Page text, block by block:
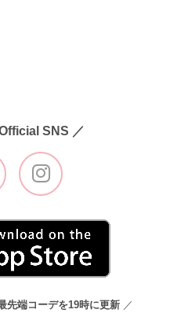
SNS ／
先端コーデを19時に更新 ／